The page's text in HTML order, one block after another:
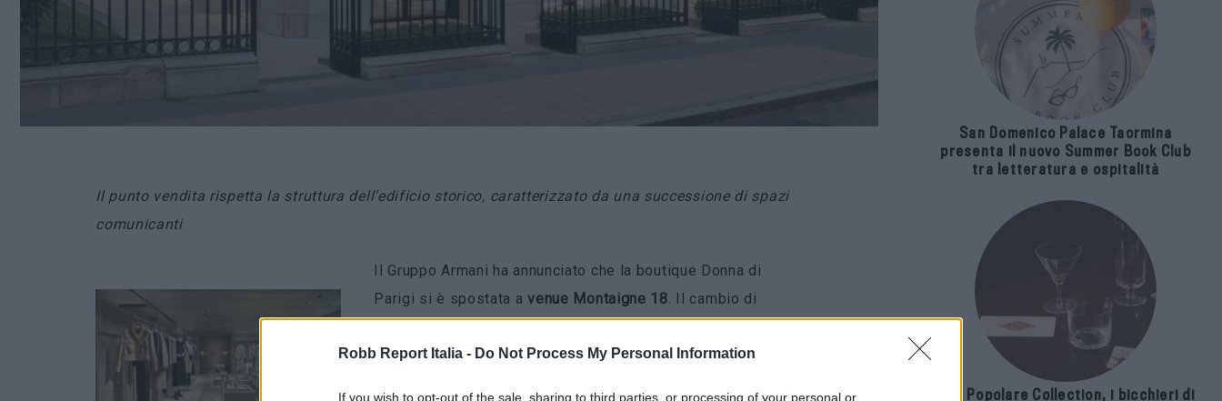
Robb Report Italia - Do Not Process My Personal Information
If you wish to opt-out of the sale, sharing to third parties, or processing of your personal or
Il punto vendita rispetta la struttura dell’edificio storico, caratterizzato da una successione di spazi
comunicanti
Il Gruppo Armani ha annunciato che la boutique Donna di
Parigi si è spostata avenue Montaigne 18 . Il cambio di
un team di architetti. Il precedente negozio, situato al civico
San Domenico Palace Taormina
presenta il nuovo Summer Book Club
tra letteratura e ospitalità
The Popolare Collection, i bicchieri di